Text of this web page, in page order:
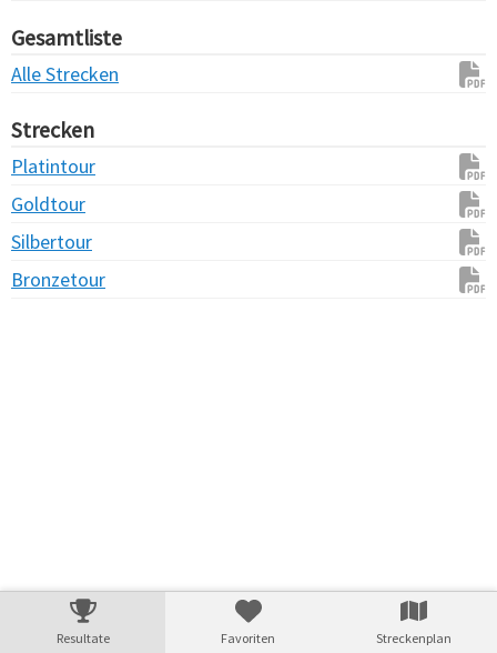
Gesamtliste
Alle Strecken
Strecken
Platintour
Goldtour
Silbertour
Bronzetour
Resultate Favoriten Streckenplan